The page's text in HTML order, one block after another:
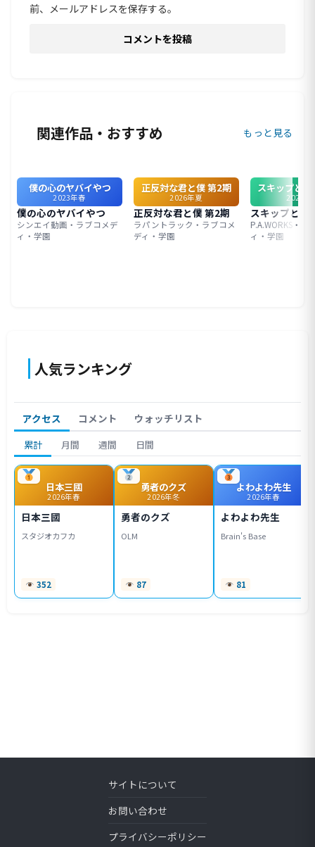
前、メールアドレスを保存する。
関連作品・おすすめ もっと見る
僕の心のヤバイやつ
2023年春
僕の心のヤバイやつ
シンエイ動画・ラブコメデ
ィ・学園
正反対な君と僕 第2期
2026年夏
正反対な君と僕 第2期
ラパントラック・ラブコメ
ディ・学園
スキップと
2023年
スキップとロ
P.A.WORKS・ラ
ィ・学園
人気ランキング
アクセス コメント ウォッチリスト
累計 月間 週間 日間
日本三國
2026年春
日本三國
スタジオカフカ
352
勇者のクズ
2026年冬
勇者のクズ
OLM
87
よわよわ先生
2026年春
よわよわ先生
Brain's Base
81
サイトについて
お問い合わせ
プライバシーポリシー